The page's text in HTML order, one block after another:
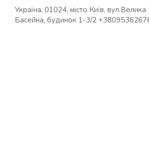
Україна, 01024, місто Київ, вул.Велика
Басейна, будинок 1-3/2